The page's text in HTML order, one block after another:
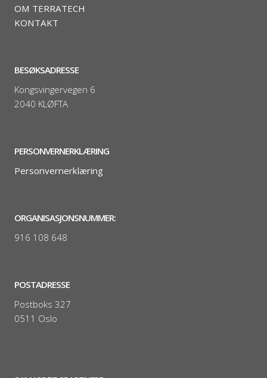
OM TERRATECH
KONTAKT
BESØKSADRESSE
Kongsvingervegen 6
2040 KLØFTA
PERSONVERNERKLÆRING
Personvernerklæring
ORGANISASJONSNUMMER:
916 108 648
POSTADRESSE
Postboks 327
0511 Oslo